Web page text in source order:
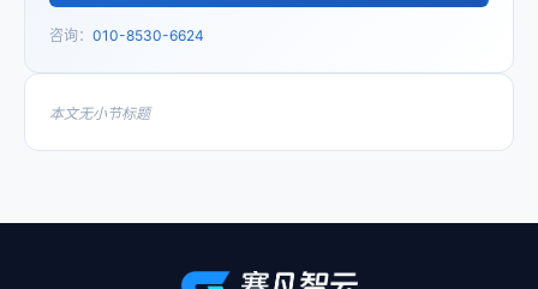
咨询： 010-8530-6624
本文无小节标题